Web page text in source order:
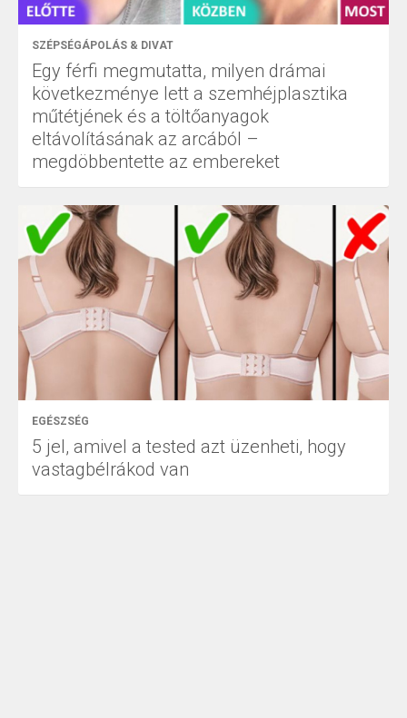
SZÉPSÉGÁPOLÁS & DIVAT
Egy férfi megmutatta, milyen drámai
következménye lett a szemhéjplasztika
műtétjének és a töltőanyagok
eltávolításának az arcából –
megdöbbentette az embereket
EGÉSZSÉG
5 jel, amivel a tested azt üzenheti, hogy
vastagbélrákod van